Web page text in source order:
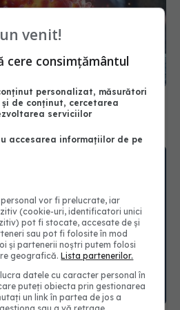
cancerul. Particule
tumori
venit!
cere consimțământul
personalizat, măsurători
de conținut, cercetarea
serviciilor
accesarea informațiilor de pe
vor fi prelucrate, iar
(cookie-uri, identificatori unici
pot fi stocate, accesate de și
sau pot fi folosite în mod
și partenerii noștri putem folosi
geografică.Lista partenerilor.
datele cu caracter personal în
puteți obiecta prin gestionarea
un link în partea de jos a